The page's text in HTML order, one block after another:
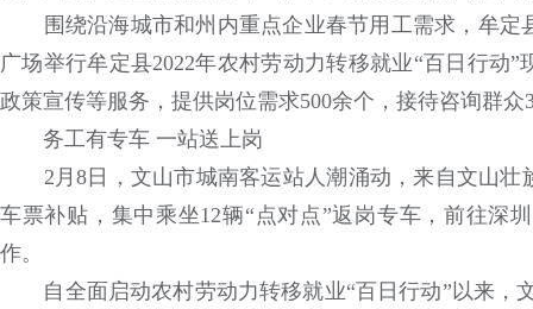
围绕沿海城市和州内重点企业春节用工需求，牟定
广场举行牟定县2022年农村劳动力转移就业“百日行动
政策宣传等服务，提供岗位需求500余个，接待咨询群众
务工有专车 一站送上岗
2月8日，文山市城南客运站人潮涌动，来自文山壮
车票补贴，集中乘坐12辆“点对点”返岗专车，前往深
作。
自全面启动农村劳动力转移就业“百日行动”以来，